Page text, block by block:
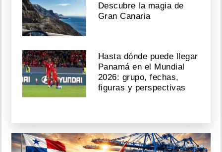
Descubre la magia de
Gran Canaria
Hasta dónde puede llegar
Panamá en el Mundial
2026: grupo, fechas,
figuras y perspectivas